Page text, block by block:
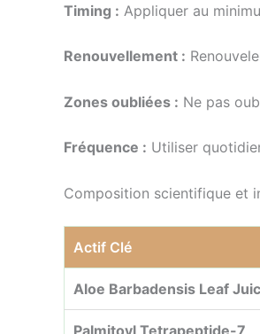
Timing : Appliquer au
Renouvellement :
Zones oubliées : Ne pas
Fréquence : Utiliser
Composition scientifique et
Actif Clé
Aloe Barbadensis Leaf